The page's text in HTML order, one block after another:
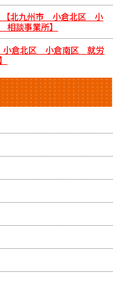
北九州市 小倉北区 小
談事業所】
倉北区 小倉南区 就労